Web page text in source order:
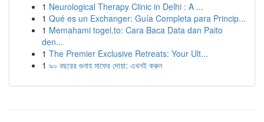
1 Neurological Therapy Clinic in Delhi : A ...
1 Qué es un Exchanger: Guía Completa para Princip...
1 Memahami togel.to: Cara Baca Data dan Paito
den...
1 The Premier Exclusive Retreats: Your Ult...
1 ৯০ বছরের গুনাহ মাফের দোয়া: এখনই করুন